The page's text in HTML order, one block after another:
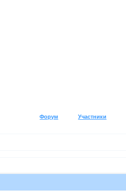
Форум Участники